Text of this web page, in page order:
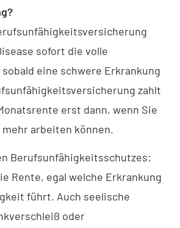
sofort die volle
eine schwere Erkrankung
zahlt
erst dann, wenn Sie
arbeiten können.
Berufs­unfähig­keitsschutzes:
Rente, egal welche Erkrankung
führt. Auch seelische
oder